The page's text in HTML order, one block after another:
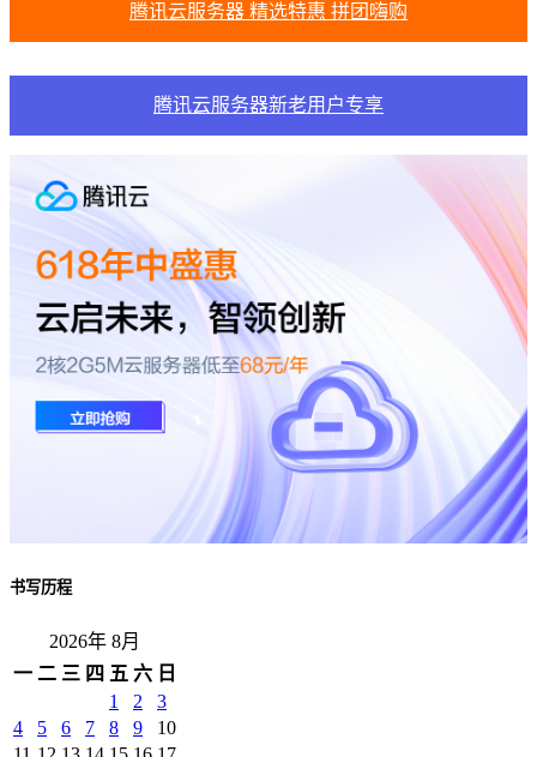
腾讯云服务器 精选特惠 拼团嗨购
腾讯云服务器新老用户专享
书写历程
2026年 8月
一 二 三 四 五 六 日
1
2
3
4
5 6 7 8 9
10